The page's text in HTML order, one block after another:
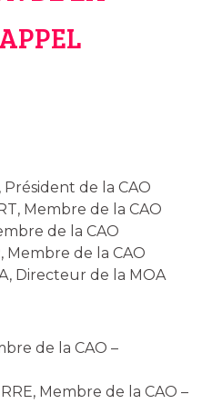
Président de la CAO
Membre de la CAO
de la CAO
Membre de la CAO
Directeur de la MOA
de la CAO –
Membre de la CAO –